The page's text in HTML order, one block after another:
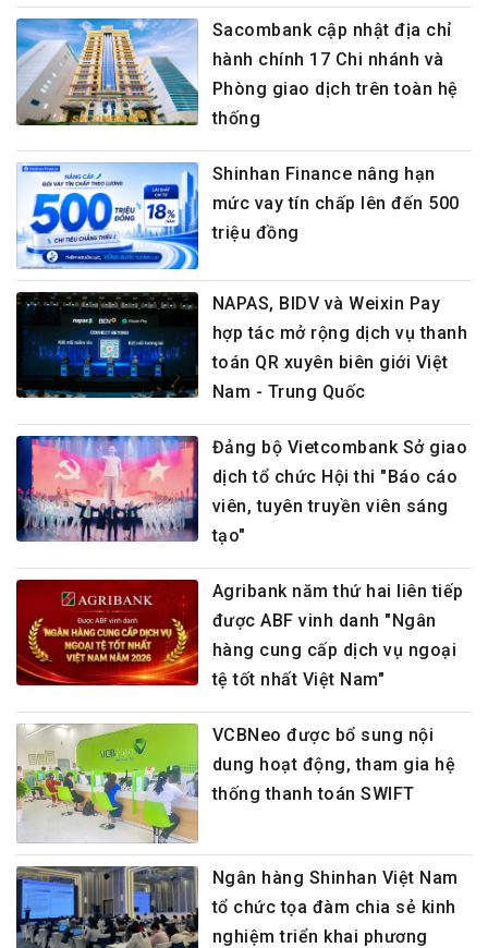
Sacombank cập nhật địa chỉ
hành chính 17 Chi nhánh và
Phòng giao dịch trên toàn hệ
thống
Shinhan Finance nâng hạn
mức vay tín chấp lên đến 500
triệu đồng
NAPAS, BIDV và Weixin Pay
hợp tác mở rộng dịch vụ thanh
toán QR xuyên biên giới Việt
Nam - Trung Quốc
Đảng bộ Vietcombank Sở giao
dịch tổ chức Hội thi "Báo cáo
viên, tuyên truyền viên sáng
tạo"
Agribank năm thứ hai liên tiếp
được ABF vinh danh "Ngân
hàng cung cấp dịch vụ ngoại
tệ tốt nhất Việt Nam"
VCBNeo được bổ sung nội
dung hoạt động, tham gia hệ
thống thanh toán SWIFT
Ngân hàng Shinhan Việt Nam
tổ chức tọa đàm chia sẻ kinh
nghiệm triển khai phương